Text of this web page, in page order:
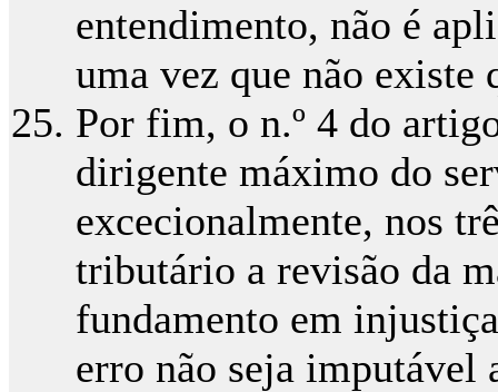
entendimento, não é
uma vez que não existe
Por fim, o n.º 4 do
dirigente máximo do
excecionalmente, nos
tributário a revisão da
fundamento em
erro não seja imputável